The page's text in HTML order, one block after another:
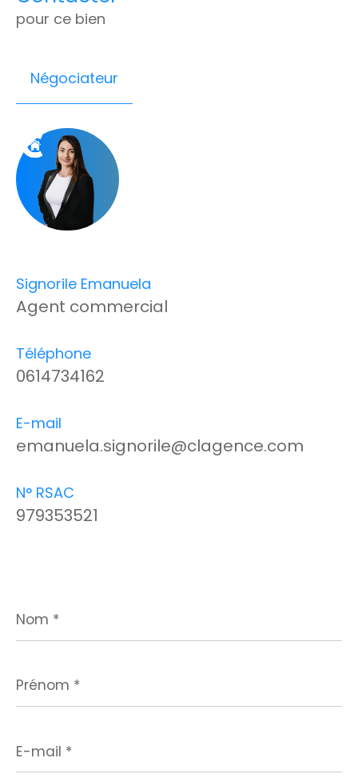
pour ce bien
Négociateur
Signorile Emanuela
Agent commercial
Téléphone
0614734162
E-mail
emanuela.signorile@clagence.com
N° RSAC
979353521
*
*
mail
*